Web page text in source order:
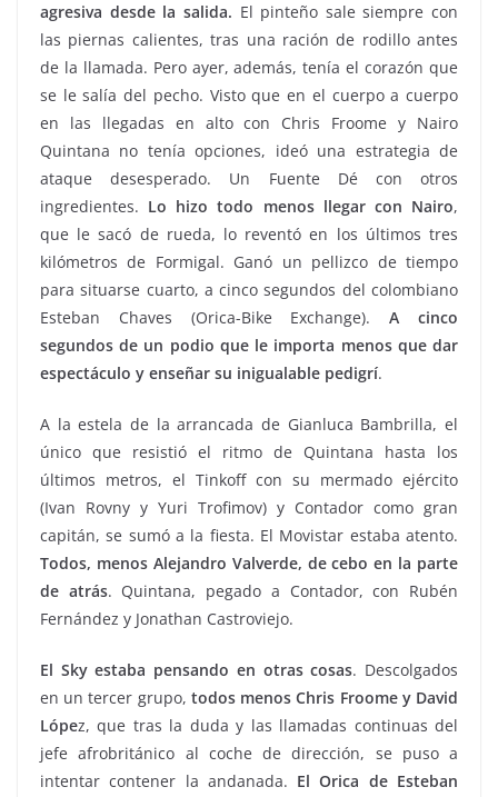
agresiva desde la salida. El pinteño sale siempre con
las piernas calientes, tras una ración de rodillo antes
de la llamada. Pero ayer, además, tenía el corazón que
se le salía del pecho. Visto que en el cuerpo a cuerpo
en las llegadas en alto con Chris Froome y Nairo
Quintana no tenía opciones, ideó una estrategia de
ataque desesperado. Un Fuente Dé con otros
ingredientes. Lo hizo todo menos llegar con Nairo,
que le sacó de rueda, lo reventó en los últimos tres
kilómetros de Formigal. Ganó un pellizco de tiempo
para situarse cuarto, a cinco segundos del colombiano
Esteban Chaves (Orica-Bike Exchange).A cinco
segundos de un podio que le importa menos que dar
espectáculo y enseñar su inigualable pedigrí.
A la estela de la arrancada de Gianluca Bambrilla, el
único que resistió el ritmo de Quintana hasta los
últimos metros, el Tinkoff con su mermado ejército
(Ivan Rovny y Yuri Trofimov) y Contador como gran
capitán, se sumó a la fiesta. El Movistar estaba atento.
Todos, menos Alejandro Valverde, de cebo en la parte
de atrás. Quintana, pegado a Contador, con Rubén
Fernández y Jonathan Castroviejo.
El Sky estaba pensando en otras cosas. Descolgados
en un tercer grupo, todos menos Chris Froome y David
López, que tras la duda y las llamadas continuas del
jefe afrobritánico al coche de dirección, se puso a
intentar contener la andanada. El Orica de Esteban